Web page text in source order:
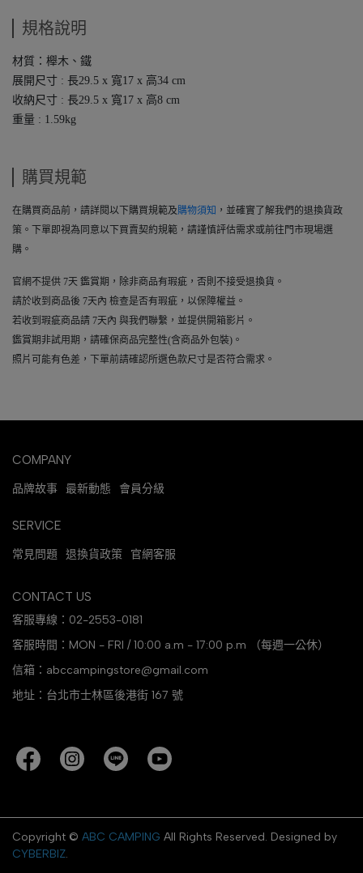
規格說明
材質：櫸木、鐵
展開尺寸 : 長29.5 x 寬17 x 高34 cm
收納尺寸 : 長29.5 x 寬17 x 高8 cm
重量 : 1.59kg
購買規範
在購買商品前，請詳閱以下購買規範及購物須知 ，並確實了解我們的退換貨政
策。下單即視為同意以下買賣契約規範，請謹慎評估需求或前往門市現場選
購。
官網不提供 7天 鑑賞期，除非商品有瑕疵，否則不接受退換貨。
請於收到商品後 7天內 檢查是否有瑕疵，以保障權益。
若收到瑕疵商品請 7天內 與我們聯繫，並提供開箱影片。
鑑賞期非試用期，請確保商品完整性(含商品外包裝)。
照片可能有色差，下單前請確認所選色款尺寸是否符合需求。
COMPANY
品牌故事 最新動態 會員分級
SERVICE
常見問題 退換貨政策 官網客服
CONTACT US
客服專線：02-2553-0181
客服時間：MON - FRI / 10:00 a.m - 17:00 p.m （每週一公休）
信箱：abccampingstore@gmail.com
地址：台北市士林區後港街 167 號
Copyright © ABC CAMPING All Rights Reserved. Designed by
CYBERBIZ.